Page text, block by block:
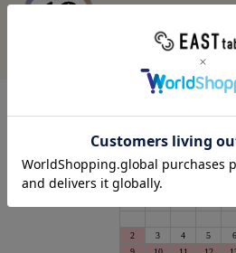
EAST tableは
19周年を迎えました
calendar_month 営業カレンダー